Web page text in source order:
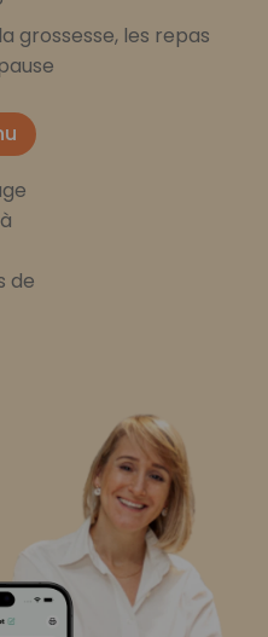
grossesse, les repas
de